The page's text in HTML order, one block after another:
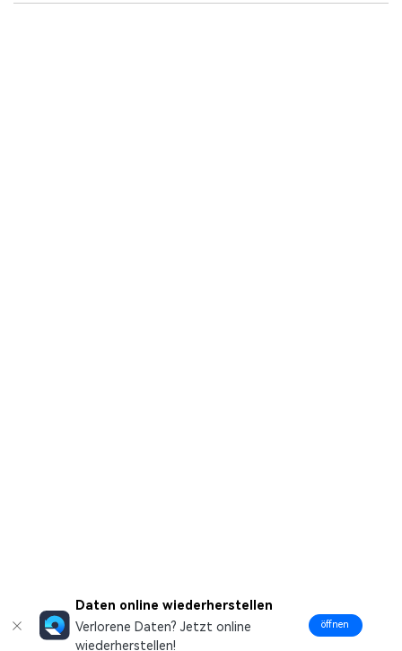
Daten online wiederherstellen
Verlorene Daten? Jetzt online
wiederherstellen!
öffnen